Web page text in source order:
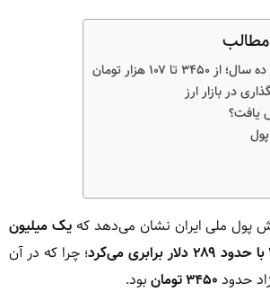
۱۰۷ هزار تومان
در بازار ارز
یافت؟
پول ملی ایران نشان می‌دهد کهیک میلیون
؛ چرا که در آن
حدود ۳۴۵۰ تومان
بود.